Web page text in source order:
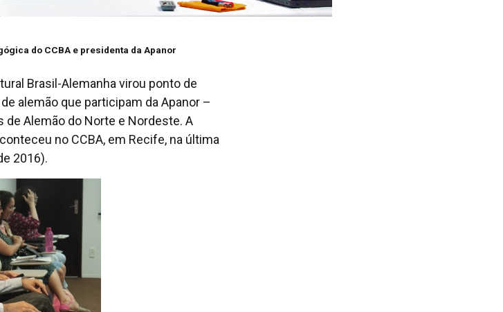
do CCBA e presidenta da Apanor
Brasil-Alemanha virou ponto de
alemão que participam da Apanor –
Alemão do Norte e Nordeste. A
no CCBA, em Recife, na última
2016).